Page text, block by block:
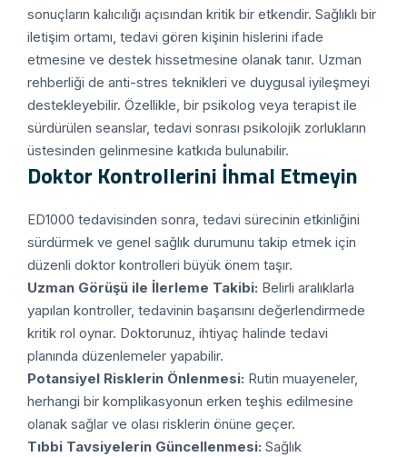
sonuçların kalıcılığı açısından kritik bir etkendir. Sağlıklı bir
iletişim ortamı, tedavi gören kişinin hislerini ifade
etmesine ve destek hissetmesine olanak tanır. Uzman
rehberliği de anti-stres teknikleri ve duygusal iyileşmeyi
destekleyebilir. Özellikle, bir psikolog veya terapist ile
sürdürülen seanslar, tedavi sonrası psikolojik zorlukların
üstesinden gelinmesine katkıda bulunabilir.
Doktor Kontrollerini İhmal Etmeyin
ED1000 tedavisinden sonra, tedavi sürecinin etkinliğini
sürdürmek ve genel sağlık durumunu takip etmek için
düzenli doktor kontrolleri büyük önem taşır.
Uzman Görüşü ile İlerleme Takibi: Belirli aralıklarla
yapılan kontroller, tedavinin başarısını değerlendirmede
kritik rol oynar. Doktorunuz, ihtiyaç halinde tedavi
planında düzenlemeler yapabilir.
Potansiyel Risklerin Önlenmesi: Rutin muayeneler,
herhangi bir komplikasyonun erken teşhis edilmesine
olanak sağlar ve olası risklerin önüne geçer.
Tıbbi Tavsiyelerin Güncellenmesi: Sağlık